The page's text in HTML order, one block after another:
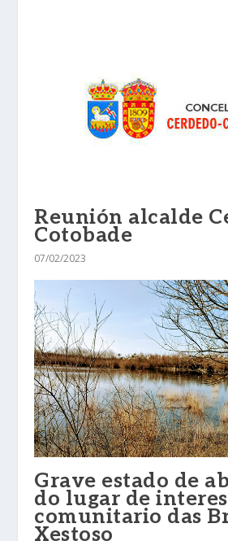
Reunión alcalde
Cotobade
07/02/2023
Grave estado de
do lugar de
comunitario das
Xestoso